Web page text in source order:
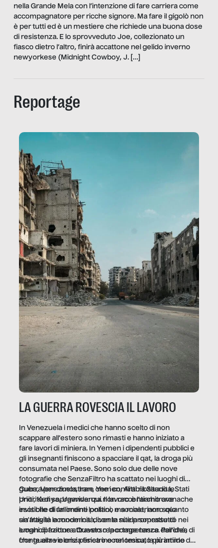
nella Grande Mela con l’intenzione di fare carriera come
accompagnatore per ricche signore. Ma fare il gigolò non
è per tutti ed è un mestiere che richiede una buona dose
di resistenza. E lo sprovveduto Joe, collezionato un
fiasco dietro l’altro, finirà accattone nel gelido inverno
newyorkese (Midnight Cowboy, J. […]
Reportage
LA GUERRA ROVESCIA IL LAVORO
In Venezuela i medici che hanno scelto di non
scappare all’estero sono rimasti e hanno iniziato a
fare lavori di miniera. In Yemen i dipendenti pubblici e
gli insegnanti finiscono a spacciare il qat, la droga più
consumata nel Paese. Sono solo due delle nove
fotografie che SenzaFiltro ha scattato nei luoghi di
guerra per dimostrare che i conflitti ribaltano le
priorità di sopravvivenza. Il lavoro è l’architrave
invisibile di un ordine politico e sociale, non solo
un’attività economica: diventa nitida soprattutto nei
luoghi di frattura. Questo reportage nasce dall’idea
che guerre e crisi penetrino nel tessuto più intimo
Cuba, Venezuela, Iran, Yemen, Arabia Saudita, Stati
Uniti, Kenya, Uganda: qui non raccontiamo cronache
esotiche di fallimenti lontani, ma mostriamo quanto
sia fragile la modernità, con le sue promesse di
emancipazione attraverso la competenza. Perché, di
fronte alla violenza fisica o economica, la piramide del